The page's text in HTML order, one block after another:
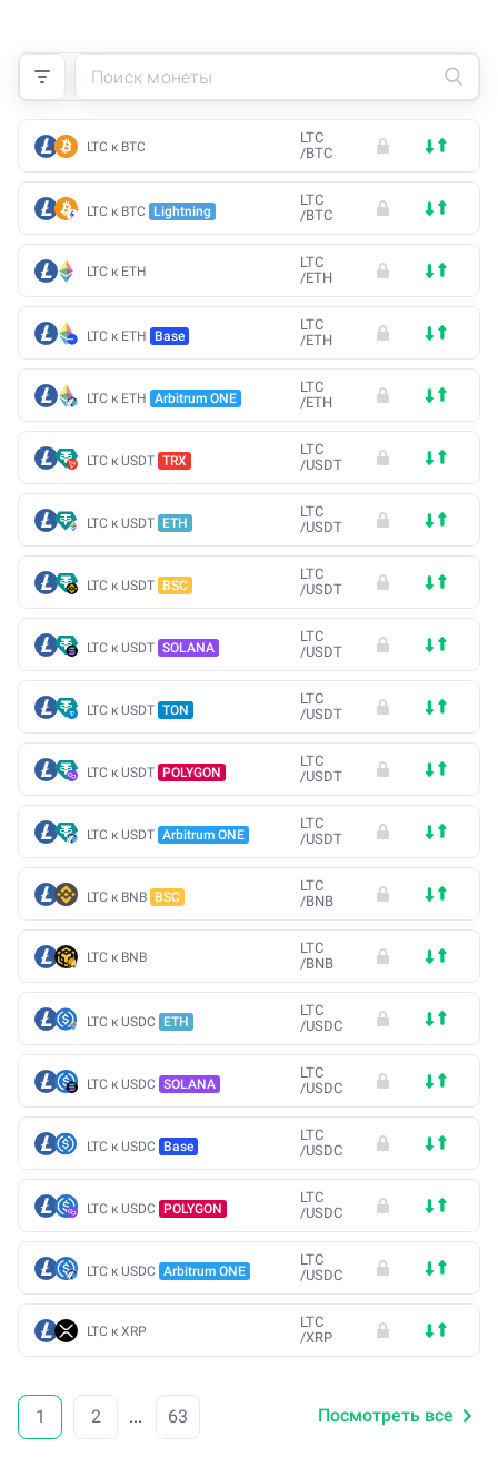
LTC к BTC
LTC
/BTC
LTC к BTC Lightning
LTC
/BTC
LTC к ETH
LTC
/ETH
LTC к ETH Base
LTC
/ETH
LTC к ETH Arbitrum ONE
LTC
/ETH
LTC к USDT TRX
LTC
/USDT
LTC к USDT ETH
LTC
/USDT
LTC к USDT BSC
LTC
/USDT
LTC к USDT SOLANA
LTC
/USDT
LTC к USDT TON
LTC
/USDT
LTC к USDT POLYGON
LTC
/USDT
LTC к USDT Arbitrum ONE
LTC
/USDT
LTC к BNB BSC
LTC
/BNB
LTC к BNB
LTC
/BNB
LTC к USDC ETH
LTC
/USDC
LTC к USDC SOLANA
LTC
/USDC
LTC к USDC Base
LTC
/USDC
LTC к USDC POLYGON
LTC
/USDC
LTC к USDC Arbitrum ONE
LTC
/USDC
LTC к XRP
LTC
/XRP
1 2 ... 63 Посмотреть все